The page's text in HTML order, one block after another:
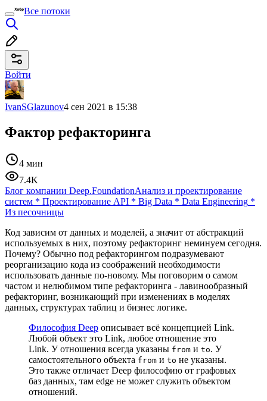
Все потоки
Войти
IvanSGlazunov4 сен 2021 в 15:38
Фактор рефакторинга
4 мин
7.4K
Блог компании Deep.FoundationАнализ и проектирование
систем * Проектирование API * Big Data * Data Engineering *
Из песочницы
Код зависим от данных и моделей, а значит от абстракций
используемых в них, поэтому рефакторинг неминуем сегодня.
Почему? Обычно под рефакторингом подразумевают
реорганизацию кода из соображений необходимости
использовать данные по-новому. Мы поговорим о самом
частом и нелюбимом типе рефакторинга - лавинообразный
рефакторинг, возникающий при изменениях в моделях
данных, структурах таблиц и бизнес логике.
Философия Deep описывает всё концепцией Link.
Любой объект это Link, любое отношение это
Link. У отношения всегда указаны from и to. У
самостоятельного объекта from и to не указаны.
Это также отличает Deep философию от графовых
баз данных, там edge не может служить объектом
отношений.